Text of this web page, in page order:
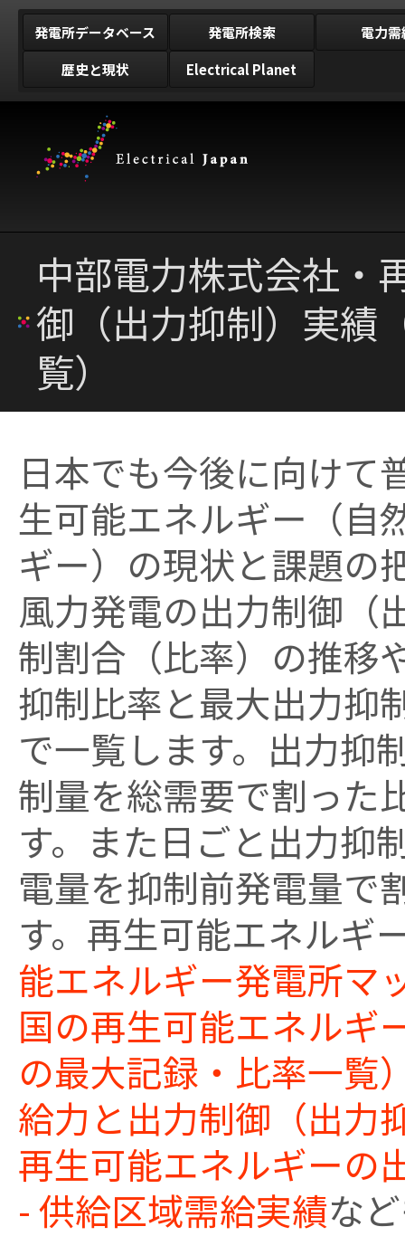
発電所データベース 発電所検索
電力需
歴史と現状
Electrical Planet
中部電力株式会社・
御（出力抑制）実績
覧）
日本でも今後に向けて
生可能エネルギー（自
ギー）の現状と課題の
風力発電の出力制御（
制割合（比率）の推移
抑制比率と最大出力抑
で一覧します。出力抑
制量を総需要で割った
す。また日ごと出力抑
電量を抑制前発電量で
す。再生可能エネルギ
能エネルギー発電所マ
国の再生可能エネルギ
の最大記録・比率一覧
給力と出力制御（出力
再生可能エネルギーの
- 供給区域需給実績な